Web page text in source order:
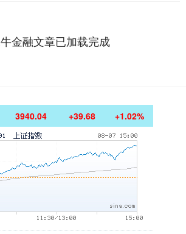
金融文章已加载完成
3940.04 +39.68 +1.02%